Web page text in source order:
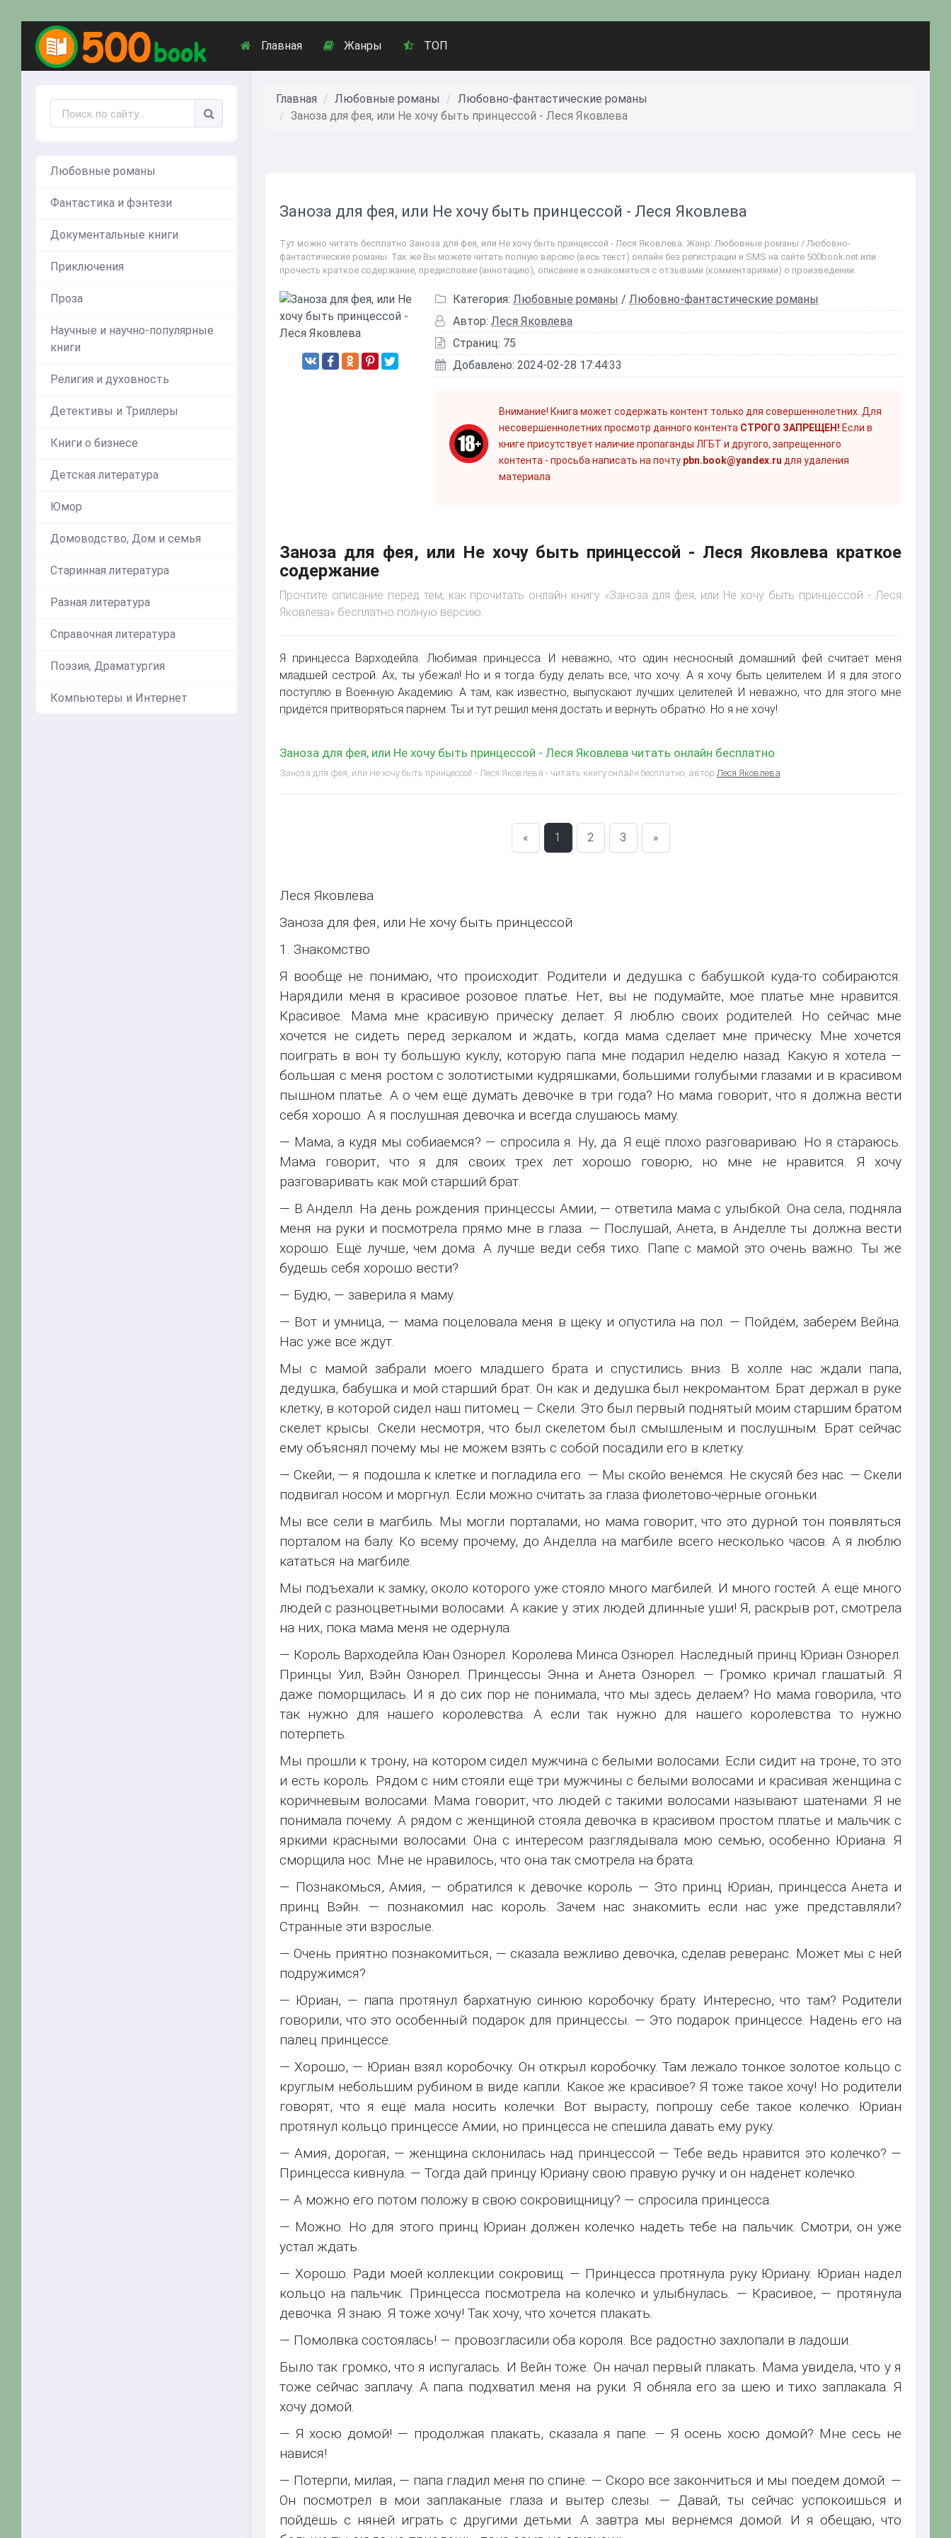
Главная Жанры ТОП
Любовные романы
Фантастика и фэнтези
Документальные книги
Приключения
Проза
Научные и научно-популярные
книги
Религия и духовность
Детективы и Триллеры
Книги о бизнесе
Детская литература
Юмор
Домоводство, Дом и семья
Старинная литература
Разная литература
Справочная литература
Поэзия, Драматургия
Компьютеры и Интернет
Главная Любовные романы
Любовно-фантастические романы
Заноза для фея, или Не хочу быть принцессой - Леся Яковлева
Заноза для фея, или Не хочу быть принцессой - Леся Яковлева
Тут можно читать бесплатно Заноза для фея, или Не хочу быть принцессой - Леся Яковлева. Жанр: Любовные романы / Любовно-
фантастические романы. Так же Вы можете читать полную версию (весь текст) онлайн без регистрации и SMS на сайте 500book.net или
прочесть краткое содержание, предисловие (аннотацию), описание и ознакомиться с отзывами (комментариями) о произведении.
Категория: Любовные романы / Любовно-фантастические романы
Автор: Леся Яковлева
Страниц: 75
Добавлено: 2024-02-28 17:44:33
Внимание! Книга может содержать контент только для совершеннолетних. Для
несовершеннолетних просмотр данного контента СТРОГО ЗАПРЕЩЕН! Если в
книге присутствует наличие пропаганды ЛГБТ и другого, запрещенного
контента - просьба написать на почту pbn.book@yandex.ru для удаления
материала
Заноза для фея, или Не хочу быть принцессой - Леся Яковлева краткое
содержание
Прочтите описание перед тем, как прочитать онлайн книгу «Заноза для фея, или Не хочу быть принцессой - Леся
Яковлева» бесплатно полную версию:
Я принцесса Варходейла. Любимая принцесса. И неважно, что один несносный домашний фей считает меня
младшей сестрой. Ах, ты убежал! Но и я тогда буду делать все, что хочу. А я хочу быть целителем. И я для этого
поступлю в Военную Академию. А там, как известно, выпускают лучших целителей. И неважно, что для этого мне
придётся притворяться парнем. Ты и тут решил меня достать и вернуть обратно. Но я не хочу!
Заноза для фея, или Не хочу быть принцессой - Леся Яковлева читать онлайн бесплатно
Заноза для фея, или Не хочу быть принцессой - Леся Яковлева - читать книгу онлайн бесплатно, автор Леся Яковлева
« 1 2 3 »
Леся Яковлева
Заноза для фея, или Не хочу быть принцессой
1. Знакомство
Я вообще не понимаю, что происходит. Родители и дедушка с бабушкой куда-то собираются.
Нарядили меня в красивое розовое платье. Нет, вы не подумайте, моё платье мне нравится.
Красивое. Мама мне красивую причёску делает. Я люблю своих родителей. Но сейчас мне
хочется не сидеть перед зеркалом и ждать, когда мама сделает мне причёску. Мне хочется
поиграть в вон ту большую куклу, которую папа мне подарил неделю назад. Какую я хотела —
большая с меня ростом с золотистыми кудряшками, большими голубыми глазами и в красивом
пышном платье. А о чем ещё думать девочке в три года? Но мама говорит, что я должна вести
себя хорошо. А я послушная девочка и всегда слушаюсь маму.
— Мама, а кудя мы собиаемся? — спросила я. Ну, да. Я ещё плохо разговариваю. Но я стараюсь.
Мама говорит, что я для своих трех лет хорошо говорю, но мне не нравится. Я хочу
разговаривать как мой старший брат.
— В Анделл. На день рождения принцессы Амии, — ответила мама с улыбкой. Она села, подняла
меня на руки и посмотрела прямо мне в глаза. — Послушай, Анета, в Анделле ты должна вести
хорошо. Ещё лучше, чем дома. А лучше веди себя тихо. Папе с мамой это очень важно. Ты же
будешь себя хорошо вести?
— Будю, — заверила я маму.
— Вот и умница, — мама поцеловала меня в щеку и опустила на пол. — Пойдём, заберём Вейна.
Нас уже все ждут.
Мы с мамой забрали моего младшего брата и спустились вниз. В холле нас ждали папа,
дедушка, бабушка и мой старший брат. Он как и дедушка был некромантом. Брат держал в руке
клетку, в которой сидел наш питомец — Скели. Это был первый поднятый моим старшим братом
скелет крысы. Скели несмотря, что был скелетом был смышленым и послушным. Брат сейчас
ему объяснял почему мы не можем взять с собой посадили его в клетку.
— Скейи, — я подошла к клетке и погладила его. — Мы скойо венёмся. Не скусяй без нас. — Скели
подвигал носом и моргнул. Если можно считать за глаза фиолетово-чёрные огоньки.
Мы все сели в магбиль. Мы могли порталами, но мама говорит, что это дурной тон появляться
порталом на балу. Ко всему прочему, до Анделла на магбиле всего несколько часов. А я люблю
кататься на магбиле.
Мы подъехали к замку, около которого уже стояло много магбилей. И много гостей. А ещё много
людей с разноцветными волосами. А какие у этих людей длинные уши! Я, раскрыв рот, смотрела
на них, пока мама меня не одернула.
— Король Варходейла Юан Ознорел. Королева Минса Ознорел. Наследный принц Юриан Ознорел.
Принцы Уил, Вэйн Ознорел. Принцессы Энна и Анета Ознорел. — Громко кричал глашатый. Я
даже поморщилась. И я до сих пор не понимала, что мы здесь делаем? Но мама говорила, что
так нужно для нашего королевства. А если так нужно для нашего королевства то нужно
потерпеть.
Мы прошли к трону, на котором сидел мужчина с белыми волосами. Если сидит на троне, то это
и есть король. Рядом с ним стояли ещё три мужчины с белыми волосами и красивая женщина с
коричневым волосами. Мама говорит, что людей с такими волосами называют шатенами. Я не
понимала почему. А рядом с женщиной стояла девочка в красивом простом платье и мальчик с
яркими красными волосами. Она с интересом разглядывала мою семью, особенно Юриана. Я
сморщила нос. Мне не нравилось, что она так смотрела на брата.
— Познакомься, Амия, — обратился к девочке король — Это принц Юриан, принцесса Анета и
принц Вэйн. — познакомил нас король. Зачем нас знакомить если нас уже представляли?
Странные эти взрослые.
— Очень приятно познакомиться, — сказала вежливо девочка, сделав реверанс. Может мы с ней
подружимся?
— Юриан, — папа протянул бархатную синюю коробочку брату. Интересно, что там? Родители
говорили, что это особенный подарок для принцессы. — Это подарок принцессе. Надень его на
палец принцессе.
— Хорошо, — Юриан взял коробочку. Он открыл коробочку. Там лежало тонкое золотое кольцо с
круглым небольшим рубином в виде капли. Какое же красивое? Я тоже такое хочу! Но родители
говорят, что я ещё мала носить колечки. Вот вырасту, попрошу себе такое колечко. Юриан
протянул кольцо принцессе Амии, но принцесса не спешила давать ему руку.
— Амия, дорогая, — женщина склонилась над принцессой — Тебе ведь нравится это колечко? —
Принцесса кивнула. — Тогда дай принцу Юриану свою правую ручку и он наденет колечко.
— А можно его потом положу в свою сокровищницу? — спросила принцесса.
— Можно. Но для этого принц Юриан должен колечко надеть тебе на пальчик. Смотри, он уже
устал ждать.
— Хорошо. Ради моей коллекции сокровищ. — Принцесса протянула руку Юриану. Юриан надел
кольцо на пальчик. Принцесса посмотрела на колечко и улыбнулась. — Красивое, — протянула
девочка. Я знаю. Я тоже хочу! Так хочу, что хочется плакать.
— Помолвка состоялась! — провозгласили оба короля. Все радостно захлопали в ладоши.
Было так громко, что я испугалась. И Вейн тоже. Он начал первый плакать. Мама увидела, что у я
тоже сейчас заплачу. А папа подхватил меня на руки. Я обняла его за шею и тихо заплакала. Я
хочу домой.
— Я хосю домой! — продолжая плакать, сказала я папе. — Я осень хосю домой? Мне сесь не
навися!
— Потерпи, милая, — папа гладил меня по спине. — Скоро все закончиться и мы поедем домой. —
Он посмотрел в мои заплаканые глаза и вытер слезы. — Давай, ты сейчас успокоишься и
пойдёшь с няней играть с другими детьми. А завтра мы вернёмся домой. И я обещаю, что